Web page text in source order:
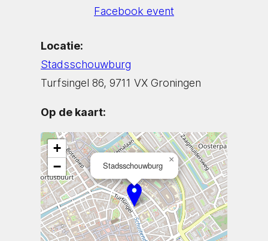
Facebook event
Locatie:
Stadsschouwburg
Turfsingel 86, 9711 VX Groningen
Op de kaart:
Stadsschouwburg
×
+
−